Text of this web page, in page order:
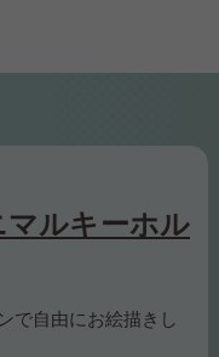
ルキーホル
で自由にお絵描きし